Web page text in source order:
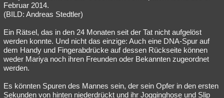
Februar 2014.
(BILD: Andreas Stedtler)
Ein Rätsel, das in den 24 Monaten seit der Tat nicht aufgelöst
werden konnte. Und nicht das einzige: Auch eine DNA-Spur auf
dem Handy und Fingerabdrücke auf dessen Rückseite können
weder Mariya noch ihren Freunden oder Bekannten zugeordnet
werden.
Es könnten Spuren des Mannes sein, der sein Opfer in den ersten
Sekunden von hinten niederdrückt und ihr Jogginghose und Slip